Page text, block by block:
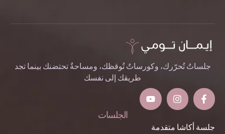
جلساتٌ تُحرّرك، وكورساتٌ تُوقظك، ومساحةٌ تحتضنك بينما تجد
طريقك إلى نفسك
الجلسات
جلسة أكاشا متقدمة